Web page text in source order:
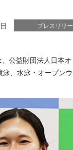
プレスリリ
公益財団法人日本
、水泳・オープン